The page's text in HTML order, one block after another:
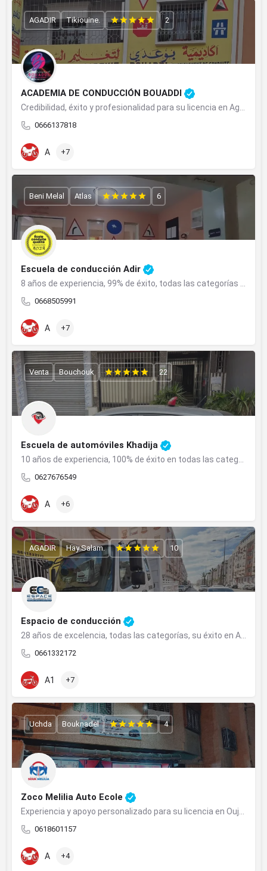
ACADEMIA DE CONDUCCIÓN BOUADDI
0666137818
AGADIR Tikiouine. 2
A +7
Escuela de conducción Adir
0668505991
Beni Melal Atlas 6
A +7
Escuela de automóviles Khadija
0627676549
Venta Bouchouk 22
A +6
Espacio de conducción
0661332172
AGADIR Hay Salam. 10
A1 +7
Zoco Melilia Auto Ecole
0618601157
Uchda Bouknadel 4
A +4